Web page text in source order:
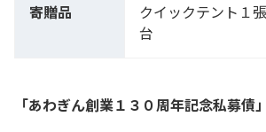
寄贈品
クイックテント１
台
「あわぎん創業１３０周年記念私募債